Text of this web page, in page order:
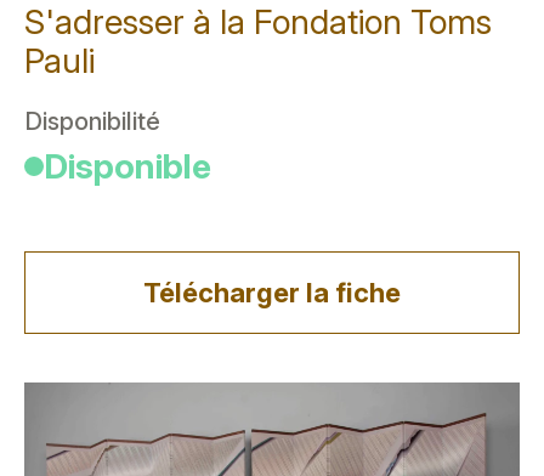
S'adresser à la Fondation Toms
Pauli
Disponibilité
Disponible
Télécharger la fiche